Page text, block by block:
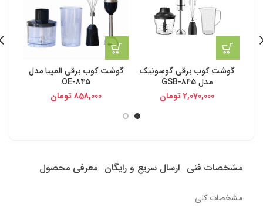
گوشت کوب برقی گوسونیک
مدل GSB-845
2,070,000 تومان
گوشت کوب برقی المپیا مدل
OE-845
858,000 تومان
مشخصات فنی ارسال سریع و رایگان معرفی محصول
مشخصات کلی